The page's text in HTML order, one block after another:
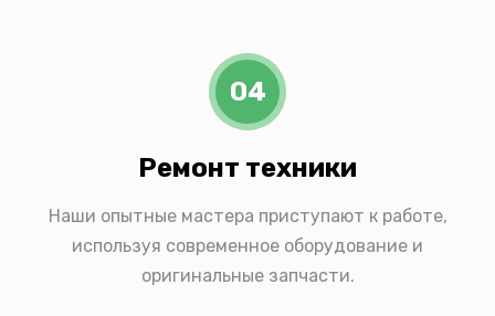
04
Ремонт техники
Наши опытные мастера приступают к работе,
используя современное оборудование и
оригинальные запчасти.